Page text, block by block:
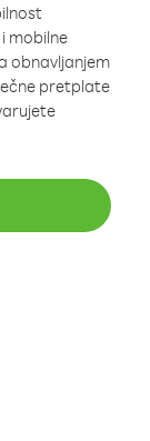
mobilne
obnavljanjem
pretplate